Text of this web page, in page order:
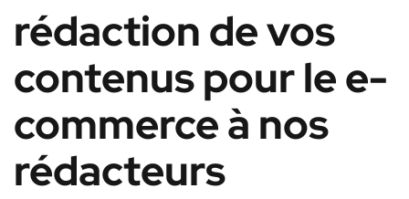
rédaction de vos
contenus pour le e-
commerce à nos
rédacteurs